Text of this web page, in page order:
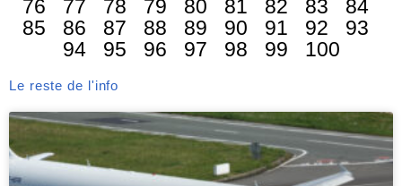
76 77 78 79 80 81 82 83
84
85
86 87 88 89 90 91 92
93
94
95 96 97 98 99 100
Le reste de l'info